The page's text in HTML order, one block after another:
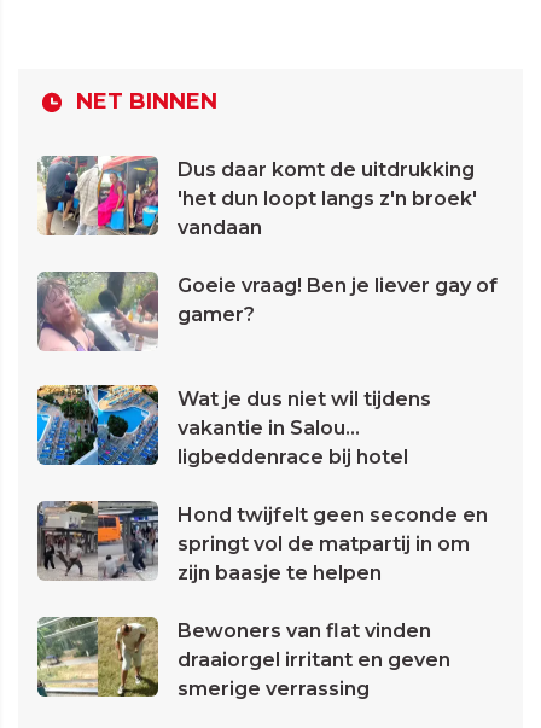
NET BINNEN
Dus daar komt de uitdrukking
'het dun loopt langs z'n broek'
vandaan
Goeie vraag! Ben je liever gay of
gamer?
Wat je dus niet wil tijdens
vakantie in Salou...
ligbeddenrace bij hotel
Hond twijfelt geen seconde en
springt vol de matpartij in om
zijn baasje te helpen
Bewoners van flat vinden
draaiorgel irritant en geven
smerige verrassing